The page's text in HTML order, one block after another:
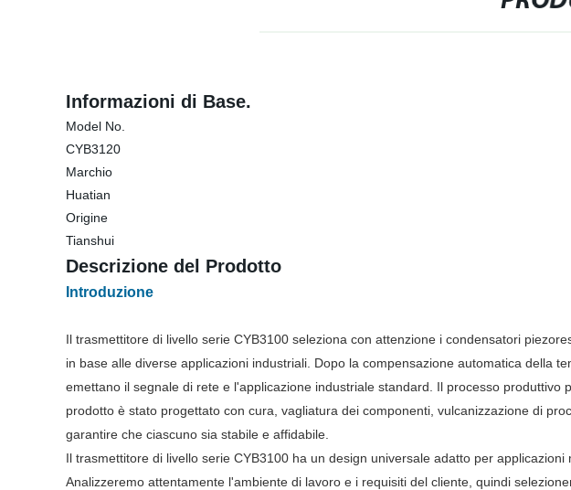
Informazioni di Base.
Model No.
CYB3120
Marchio
Huatian
Origine
Tianshui
Descrizione del Prodotto
Introduzione
Il trasmettitore di livello serie CYB3100 seleziona con attenzione i condensatori
in base alle diverse applicazioni industriali. Dopo la compensazione automatica della
emettano il segnale di rete e l'applicazione industriale standard. Il processo
prodotto è stato progettato con cura, vagliatura dei componenti, vulcanizzazione di
garantire che ciascuno sia stabile e affidabile.
Il trasmettitore di livello serie CYB3100 ha un design universale adatto per
Analizzeremo attentamente l'ambiente di lavoro e i requisiti del cliente, quindi